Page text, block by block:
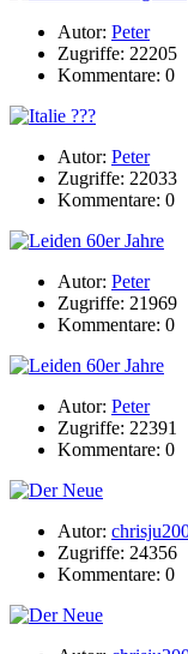
Autor: Peter
Zugriffe: 22205
Kommentare: 0
Autor: Peter
Zugriffe: 22033
Kommentare: 0
Autor: Peter
Zugriffe: 21969
Kommentare: 0
Autor: Peter
Zugriffe: 22391
Kommentare: 0
Autor:
Zugriffe: 24356
Kommentare: 0